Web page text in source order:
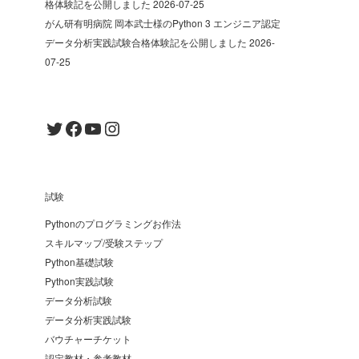
格体験記を公開しました 2026-07-25
がん研有明病院 岡本武士様のPython 3 エンジニア認定
データ分析実践試験合格体験記を公開しました 2026-
07-25
Twitter
Facebook
YouTube
Instagram
試験
Pythonのプログラミングお作法
スキルマップ/受験ステップ
Python基礎試験
Python実践試験
データ分析試験
データ分析実践試験
バウチャーチケット